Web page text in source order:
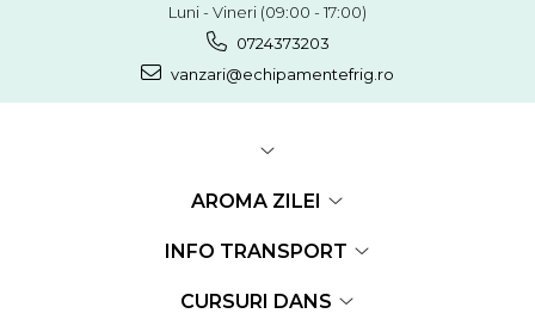
Luni - Vineri (09:00 - 17:00)
0724373203
vanzari@echipamentefrig.ro
AROMA ZILEI
INFO TRANSPORT
CURSURI DANS